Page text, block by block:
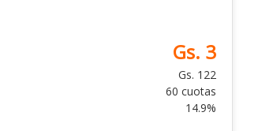
Gs. 3
Gs. 122
60 cuotas
14.9%